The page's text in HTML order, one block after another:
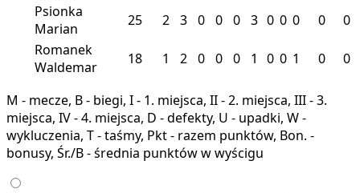
Psionka
Marian
25 2 3 0 0 0 3 0 0 0 0
0
Romanek
Waldemar
18 1 2 0 0 0 1 0 0 1 0 0
M - mecze, B - biegi, I - 1. miejsca, II - 2. miejsca, III - 3.
miejsca, IV - 4. miejsca, D - defekty, U - upadki, W -
wykluczenia, T - taśmy, Pkt - razem punktów, Bon. -
bonusy, Śr./B - średnia punktów w wyścigu